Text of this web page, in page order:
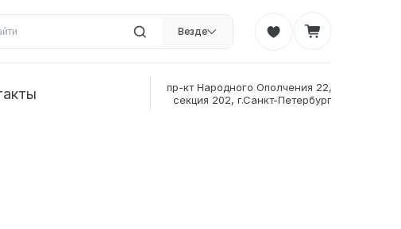
Везде
пр-кт Народного Ополчения 22,
секция 202, г.Санкт-Петербург